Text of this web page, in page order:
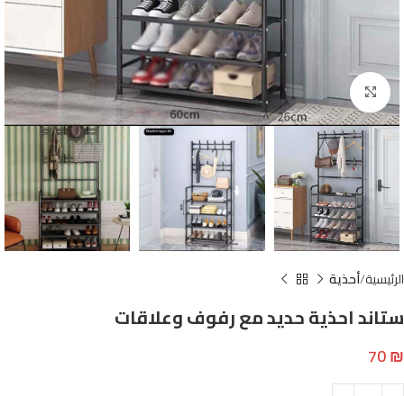
Click to enlarge
الرئيسية أحذية
ستاند احذية حديد مع رفوف وعلاقات
70₪